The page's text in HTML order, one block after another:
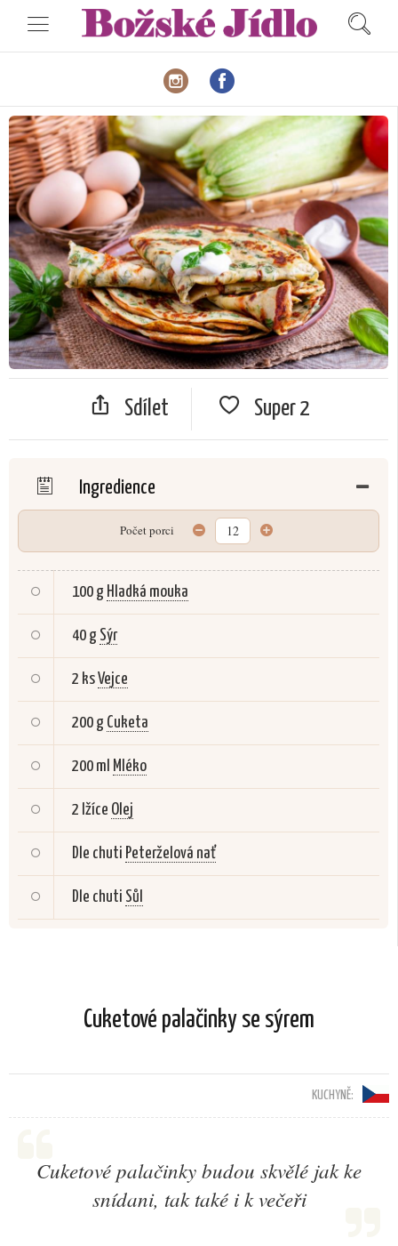
Sdílet Super 2
Ingredience
Počet porci
100 g Hladká mouka
40 g Sýr
2 ksVejce
200 g Cuketa
200 ml Mléko
2 lžíce Olej
Dle chuti Peterželová nať
Dle chuti Sůl
Cuketové palačinky se sýrem
KUCHYNĚ:
Cuketové palačinky budou skvělé jak ke
snídani, tak také i k večeři